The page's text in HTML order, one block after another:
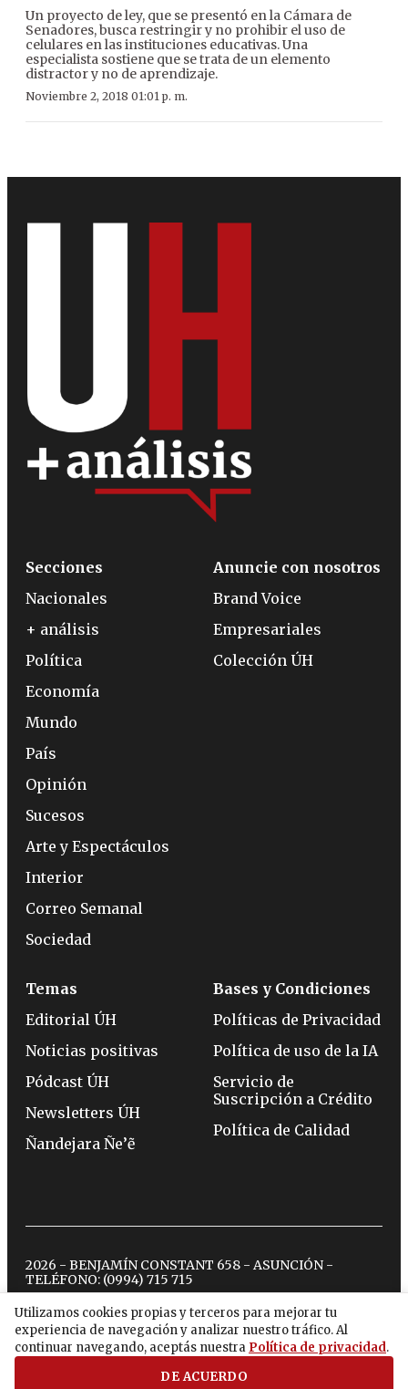
Un proyecto de ley, que se presentó en la Cámara de
Senadores, busca restringir y no prohibir el uso de
celulares en las instituciones educativas. Una
especialista sostiene que se trata de un elemento
distractor y no de aprendizaje.
Noviembre 2, 2018 01:01 p. m.
Utilizamos cookies propias y terceros para mejorar tu
experiencia de navegación y analizar nuestro tráfico. Al
continuar navegando, aceptás nuestra Política de privacidad.
DE ACUERDO
Secciones
Nacionales
+ análisis
Política
Economía
Mundo
País
Opinión
Sucesos
Arte y Espectáculos
Interior
Correo Semanal
Sociedad
Anuncie con nosotros
Brand Voice
Empresariales
Colección ÚH
Temas
Editorial ÚH
Noticias positivas
Pódcast ÚH
Newsletters ÚH
Ñandejara Ñe’ẽ
Bases y Condiciones
Políticas de Privacidad
Política de uso de la IA
Servicio de
Suscripción a Crédito
Política de Calidad
2026 - BENJAMÍN CONSTANT 658 - ASUNCIÓN -
TELÉFONO: (0994) 715 715
twitterinstagram
facebook
tiktokyoutubespotify